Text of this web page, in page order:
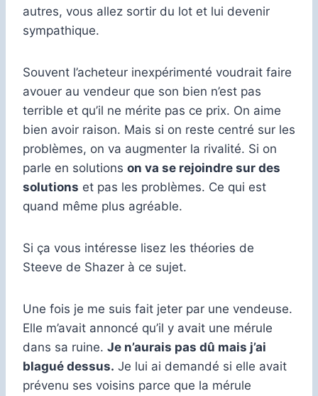
autres, vous allez sortir du lot et lui devenir
sympathique.
Souvent l’acheteur inexpérimenté voudrait faire
avouer au vendeur que son bien n’est pas
terrible et qu’il ne mérite pas ce prix. On aime
bien avoir raison. Mais si on reste centré sur les
problèmes, on va augmenter la rivalité. Si on
parle en solutions on va se rejoindre sur des
solutions et pas les problèmes. Ce qui est
quand même plus agréable.
Si ça vous intéresse lisez les théories de
Steeve de Shazer à ce sujet.
Une fois je me suis fait jeter par une vendeuse.
Elle m’avait annoncé qu’il y avait une mérule
dans sa ruine. Je n’aurais pas dû mais j’ai
blagué dessus. Je lui ai demandé si elle avait
prévenu ses voisins parce que la mérule